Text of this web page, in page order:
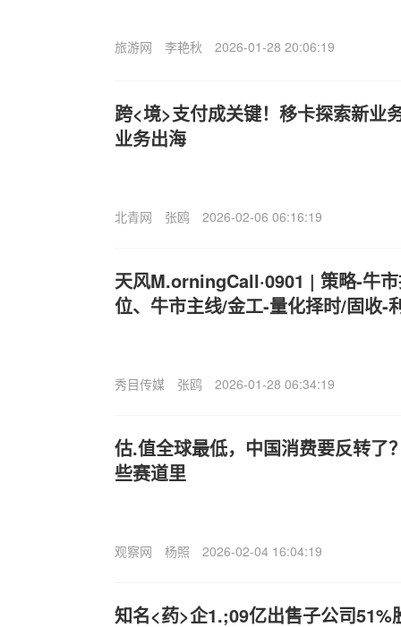
旅游网 李艳秋 2026-01-28 20:06:19
跨<境>支付成关键！移卡探索新业
业务出海
北青网 张鸥 2026-02-06 06:16:19
天风M.orningCall·0901 | 策略-牛
位、牛市主线/金工-量化择时/固收-
秀目传媒 张鸥 2026-01-28 06:34:19
估.值全球最低，中国消费要反转了
些赛道里
观察网 杨照 2026-02-04 16:04:19
知名<药>企1.;09亿出售子公司51%